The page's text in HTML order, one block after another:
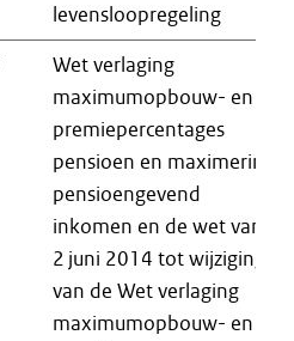
levensloopregeling
Wet verlaging
maximumopbouw- en
premiepercentages
pensioen en maximering
pensioengevend
inkomen en de wet van
2 juni 2014 tot wijziging
van de Wet verlaging
maximumopbouw- en